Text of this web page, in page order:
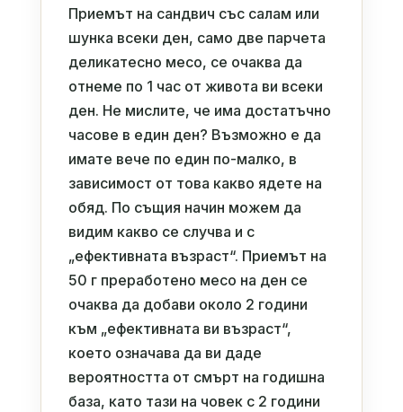
Приемът на сандвич със салам или
шунка всеки ден, само две парчета
деликатесно месо, се очаква да
отнеме по 1 час от живота ви всеки
ден. Не мислите, че има достатъчно
часове в един ден? Възможно е да
имате вече по един по-малко, в
зависимост от това какво ядете на
обяд. По същия начин можем да
видим какво се случва и с
„ефективната възраст“. Приемът на
50 г преработено месо на ден се
очаква да добави около 2 години
към „ефективната ви възраст“,
което означава да ви даде
вероятността от смърт на годишна
база, като тази на човек с 2 години